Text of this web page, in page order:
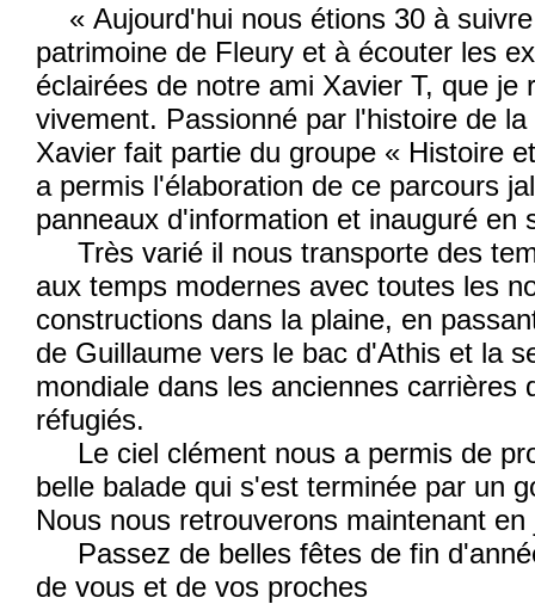
« Aujourd'hui nous étions 30 à
patrimoine de Fleury et à écouter les
éclairées de notre ami Xavier T, que je
vivement. Passionné par l'histoire de
Xavier fait partie du groupe « Histoire
a permis l'élaboration de ce parcours
panneaux d'information et inauguré en
Très varié il nous transporte des
aux temps modernes avec toutes les
constructions dans la plaine, en
de Guillaume vers le bac d'Athis et la
mondiale dans les anciennes carrières
réfugiés.
Le ciel clément nous a permis de
belle balade qui s'est terminée par un
Nous nous retrouverons maintenant en
Passez de belles fêtes de fin
de vous et de vos proches